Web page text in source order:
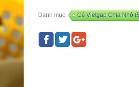
Danh mục: Củ Vietgap Chia Nhỏ